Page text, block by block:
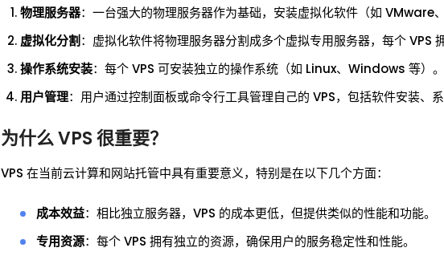
物理服务器：一台强大的物理服务器作为基础，安装虚拟化软件（如 VMware、
虚拟化分割 ：虚拟化软件将物理服务器分割成多个虚拟专用服务器，每个 VPS
操作系统安装：每个 VPS 可安装独立的操作系统（如 Linux、Windows 等）。
用户管理：用户通过控制面板或命令行工具管理自己的 VPS，包括软件安装、系
为什么 VPS 很重要？
VPS 在当前云计算和网站托管中具有重要意义，特别是在以下几个方面：
成本效益：相比独立服务器，VPS 的成本更低，但提供类似的性能和功能。
专用资源：每个 VPS 拥有独立的资源，确保用户的服务稳定性和性能。